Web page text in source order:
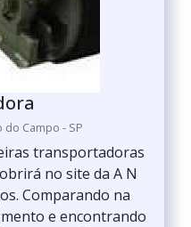
Campo - SP
transportadoras
no site da A N
Comparando na
e encontrando